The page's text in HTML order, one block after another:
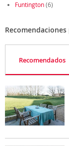
Funtington(6)
Recomendados